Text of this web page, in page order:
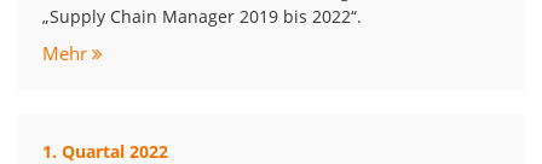
„Supply Chain Manager 2019 bis 2022“.
Mehr
1. Quartal 2022